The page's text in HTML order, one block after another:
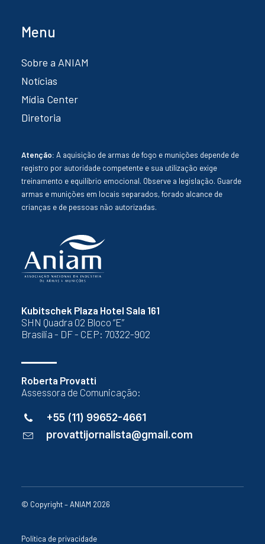
Kubitschek Plaza Hotel Sala 161
SHN Quadra 02 Bloco “E”
Brasília - DF - CEP: 70322-902
Roberta Provatti
Assessora de Comunicação:
+55 (11) 99652-4661
provattijornalista@gmail.com
Menu
Sobre a ANIAM
Notícias
Mídia Center
Diretoria
Atenção: A aquisição de armas de fogo e munições depende de
registro por autoridade competente e sua utilização exige
treinamento e equilíbrio emocional. Observe a legislação. Guarde
armas e munições em locais separados, forado alcance de
crianças e de pessoas não autorizadas.
© Copyright – ANIAM 2026
Política de privacidade